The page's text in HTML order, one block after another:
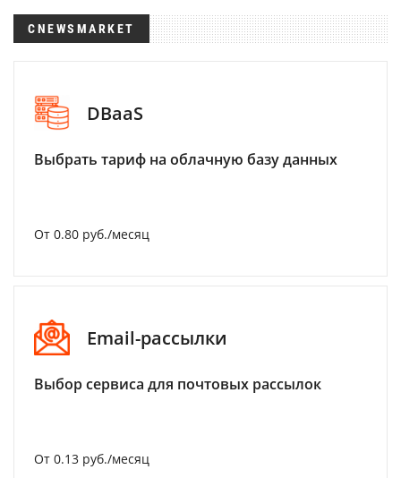
CNEWSMARKET
DBaaS
Выбрать тариф на облачную базу данных
От 0.80 руб./месяц
Email-рассылки
Выбор сервиса для почтовых рассылок
От 0.13 руб./месяц